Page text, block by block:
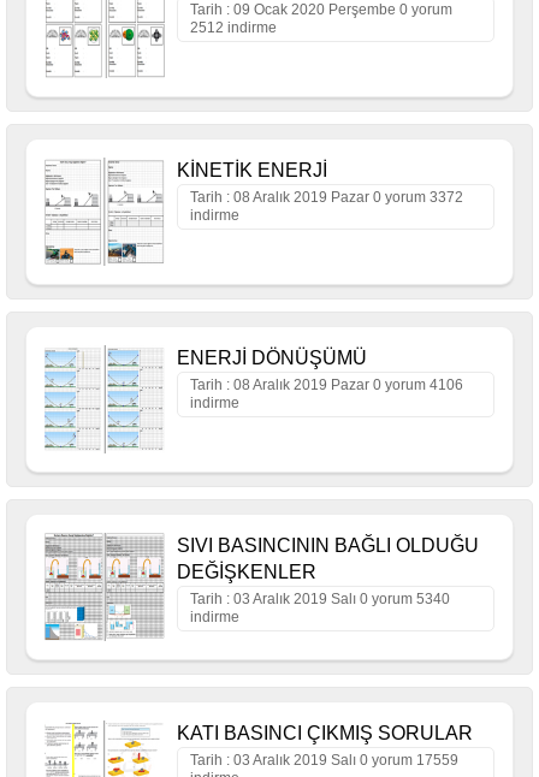
Tarih : 09 Ocak 2020 Perşembe 0 yorum
2512 indirme
KİNETİK ENERJİ
Tarih : 08 Aralık 2019 Pazar 0 yorum 3372
indirme
ENERJİ DÖNÜŞÜMÜ
Tarih : 08 Aralık 2019 Pazar 0 yorum 4106
indirme
SIVI BASINCININ BAĞLI OLDUĞU
DEĞİŞKENLER
Tarih : 03 Aralık 2019 Salı 0 yorum 5340
indirme
KATI BASINCI ÇIKMIŞ SORULAR
Tarih : 03 Aralık 2019 Salı 0 yorum 17559